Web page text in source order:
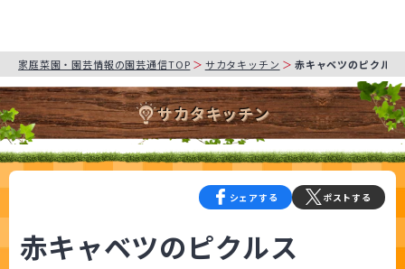
家庭菜園・園芸情報の園芸通信TOP サカタキッチン 赤キャベツのピクルス
サカタキッチン
シェアする ポストする
赤キャベツのピクルス